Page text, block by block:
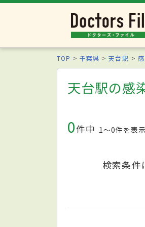
TOP 千葉県 天台駅
天台駅の感
0件中 1〜0件を表示
検索条件